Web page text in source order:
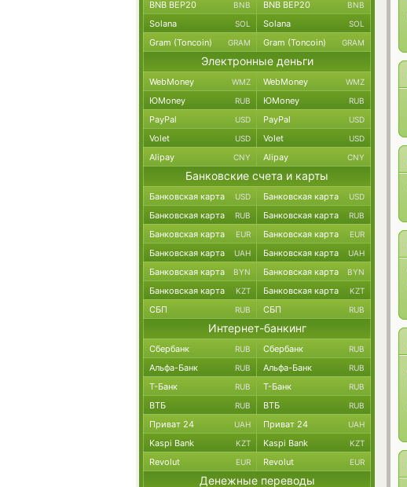
BNB BEP20 BNB BNB BEP20 BNB
Solana SOL Solana SOL
Gram (Toncoin) GRAM Gram (Toncoin) GRAM
Электронные деньги
WebMoney WMZ WebMoney WMZ
ЮMoney RUB ЮMoney RUB
PayPal USD PayPal USD
Volet USD Volet USD
Alipay CNY Alipay CNY
Банковские счета и карты
Банковская карта USD Банковская карта USD
Банковская карта RUB Банковская карта RUB
Банковская карта EUR Банковская карта EUR
Банковская карта UAH Банковская карта UAH
Банковская карта BYN Банковская карта BYN
Банковская карта KZT Банковская карта KZT
СБП RUB СБП RUB
Интернет-банкинг
Сбербанк RUB Сбербанк RUB
Альфа-Банк RUB Альфа-Банк RUB
Т-Банк RUB Т-Банк RUB
ВТБ RUB ВТБ RUB
Приват 24 UAH Приват 24 UAH
Kaspi Bank KZT Kaspi Bank KZT
Revolut EUR Revolut EUR
Денежные переводы